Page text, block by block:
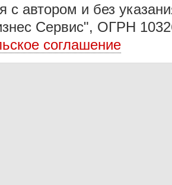
с автором и без
Сервис", ОГРН
соглашение